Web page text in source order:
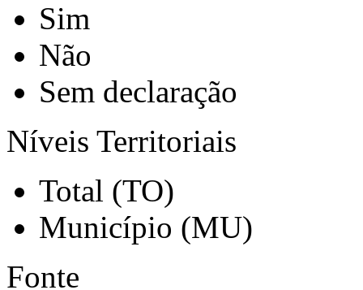
Sim
Não
Sem declaração
Níveis Territoriais
Total (TO)
Município (MU)
Fonte